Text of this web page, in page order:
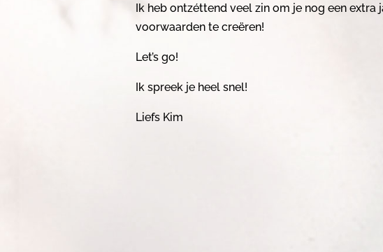
Ik heb ontzéttend veel zin om je nog een
voorwaarden te creëren!
Let’s go!
Ik spreek je heel snel!
Liefs Kim